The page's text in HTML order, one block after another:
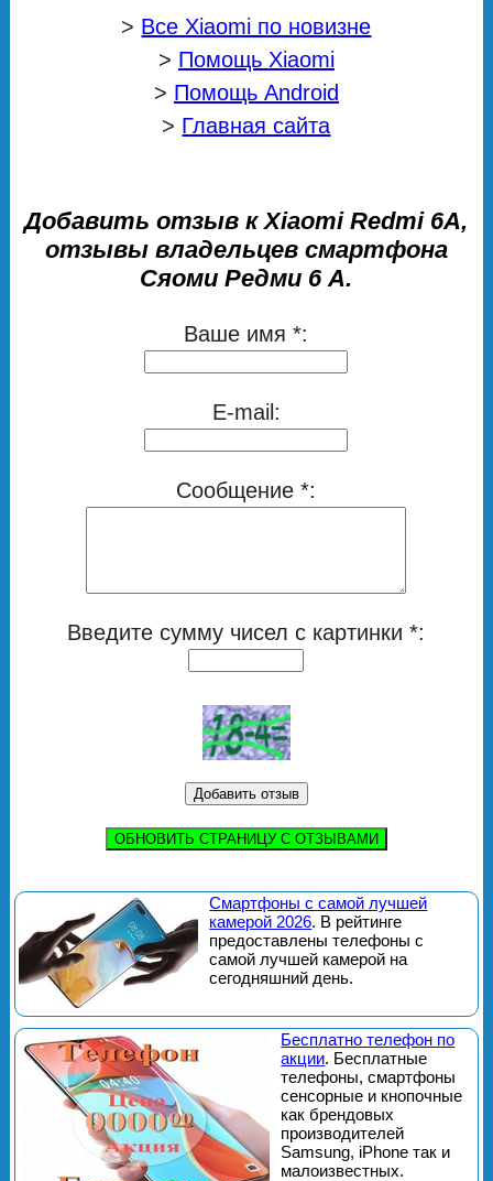
> Все Xiaomi по новизне
> Помощь Xiaomi
> Помощь Android
> Главная сайта
Добавить отзыв к Xiaomi Redmi 6A,
отзывы владельцев смартфона
Сяоми Редми 6 А.
Ваше имя *:
E-mail:
Сообщение *:
Введите сумму чисел с картинки *:
ОБНОВИТЬ СТРАНИЦУ С ОТЗЫВАМИ
Смартфоны с самой лучшей
камерой 2026. В рейтинге
предоставлены телефоны с
самой лучшей камерой на
сегодняшний день.
Бесплатно телефон по
акции. Бесплатные
телефоны, смартфоны
сенсорные и кнопочные
как брендовых
производителей
Samsung, iPhone так и
малоизвестных.